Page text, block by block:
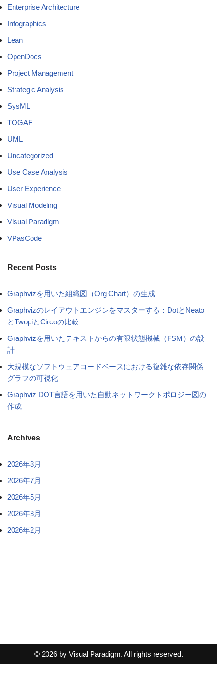
Enterprise Architecture
Infographics
Lean
OpenDocs
Project Management
Strategic Analysis
SysML
TOGAF
UML
Uncategorized
Use Case Analysis
User Experience
Visual Modeling
Visual Paradigm
VPasCode
Recent Posts
Graphvizを用いた組織図（Org Chart）の生成
Graphvizのレイアウトエンジンをマスターする：DotとNeato
とTwopiとCircoの比較
Graphvizを用いたテキストからの有限状態機械（FSM）の設
計
大規模なソフトウェアコードベースにおける複雑な依存関係
グラフの可視化
Graphviz DOT言語を用いた自動ネットワークトポロジー図の
作成
Archives
2026年8月
2026年7月
2026年5月
2026年3月
2026年2月
© 2026 by Visual Paradigm. All rights reserved.